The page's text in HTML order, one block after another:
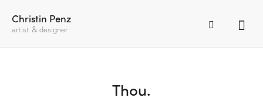
Christin Penz
artist & designer
Thou.